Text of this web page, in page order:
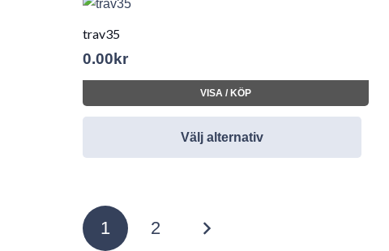
trav35
0.00 kr
VISA / KÖP
Välj alternativ
Sidnumrering
för
1 2